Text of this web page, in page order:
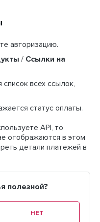
авторизацию.
/ Ссылки на
всех ссылок,
статус оплаты.
API, то
отображаются в этом
детали платежей в
полезной?
НЕТ